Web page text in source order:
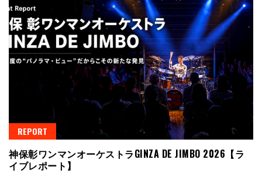
REPORT
神保彰ワンマンオーケストラGINZA DE JIMBO 2026【ラ
イブレポート】